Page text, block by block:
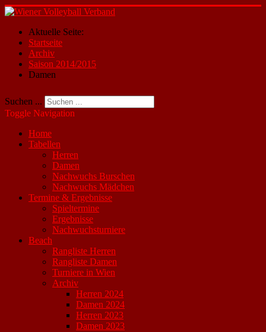
Aktuelle Seite:
Startseite
Archiv
Saison 2014/2015
Damen
Suchen ...
Toggle Navigation
Home
Tabellen
Herren
Damen
Nachwuchs Burschen
Nachwuchs Mädchen
Termine & Ergebnisse
Spieltermine
Ergebnisse
Nachwuchsturniere
Beach
Rangliste Herren
Rangliste Damen
Turniere in Wien
Archiv
Herren 2024
Damen 2024
Herren 2023
Damen 2023